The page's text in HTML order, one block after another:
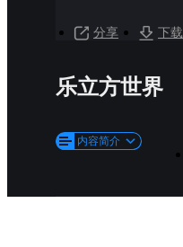
分享 下载
乐立方世界
内容简介